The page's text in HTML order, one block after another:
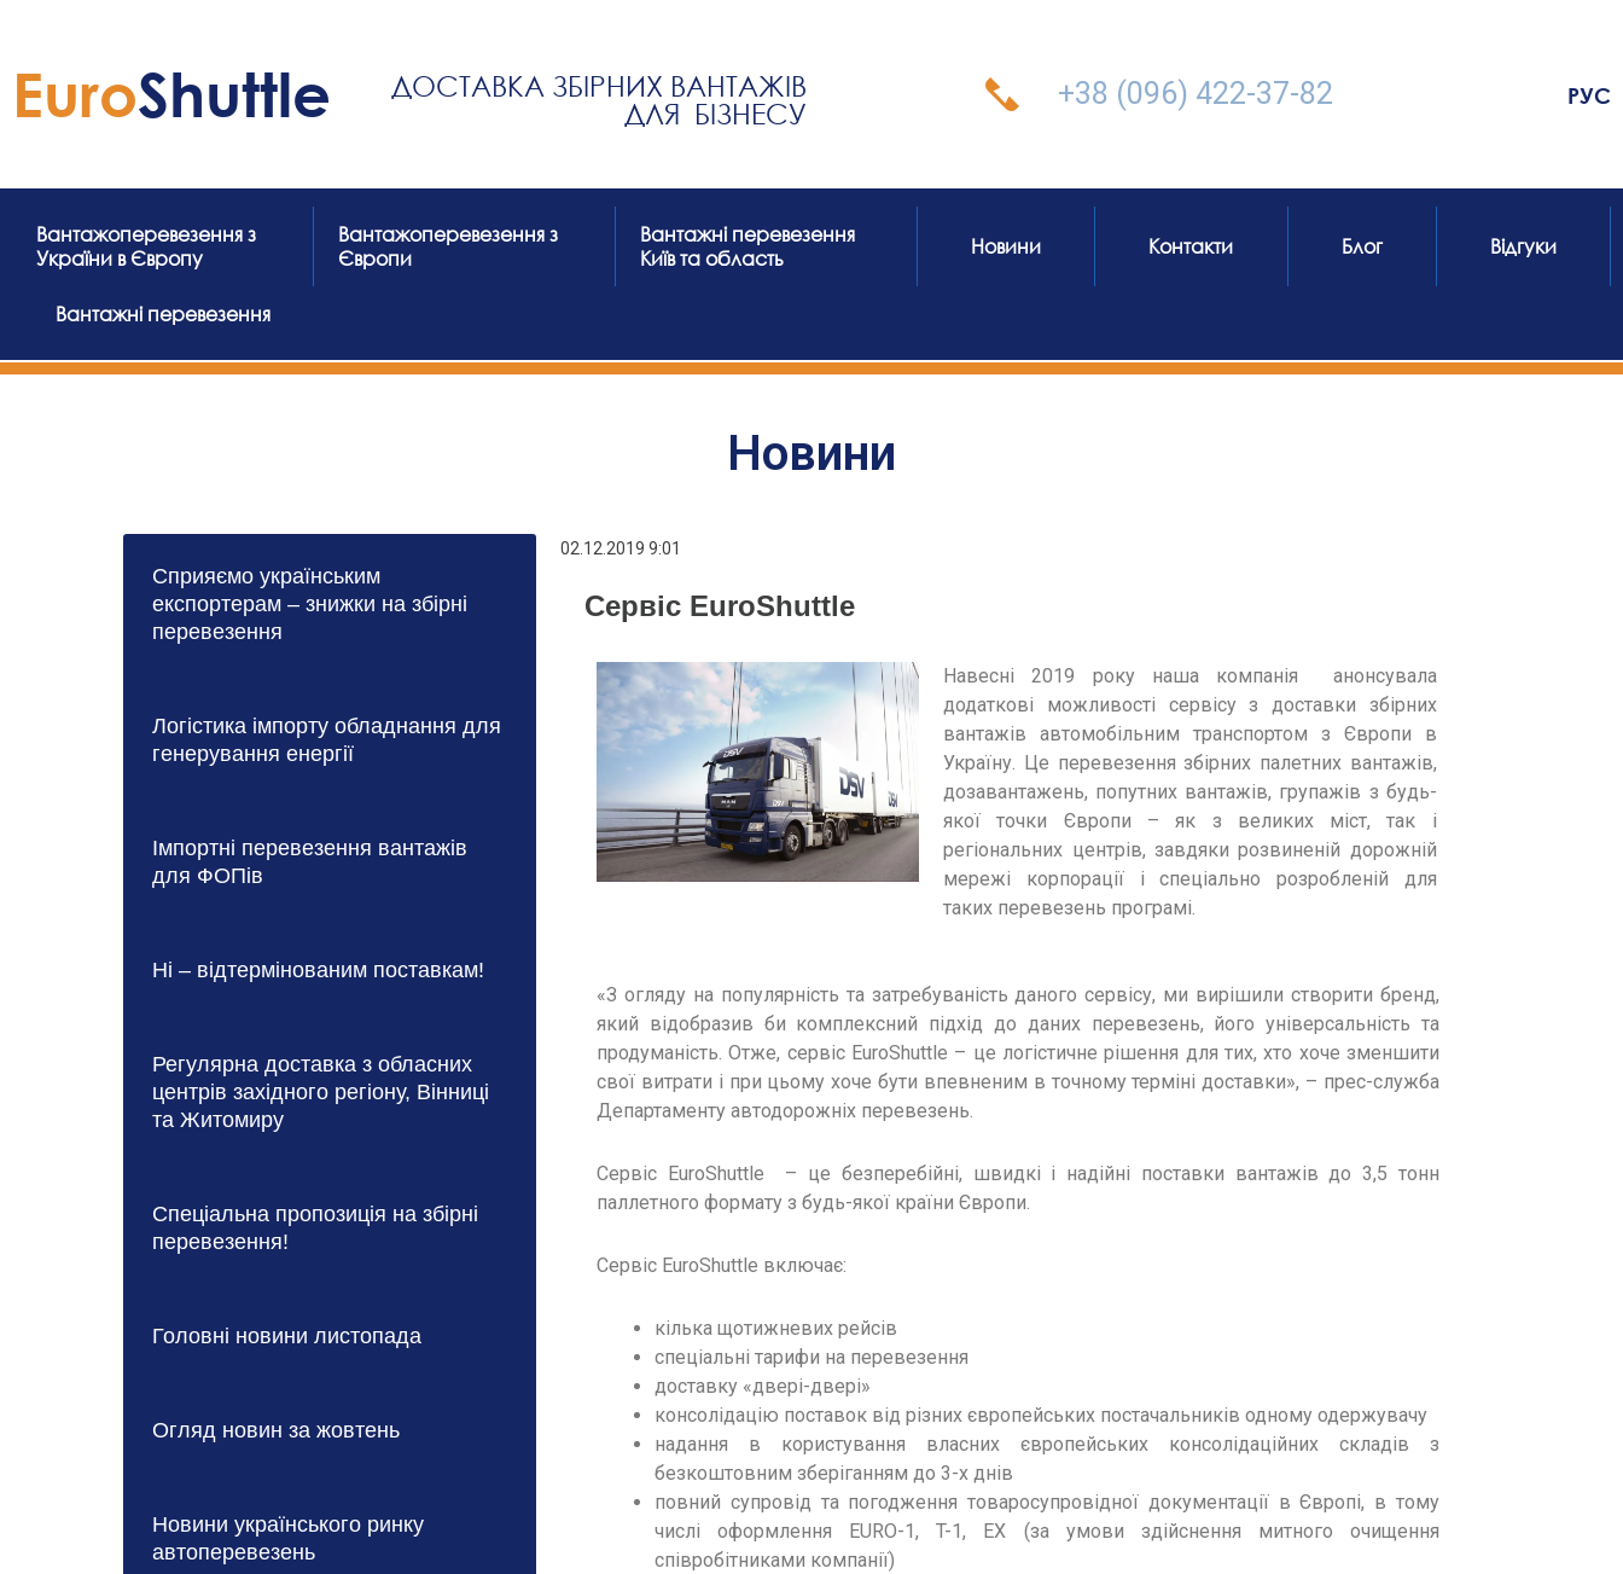
content
EuroShuttle
ДОСТАВКА ЗБІРНИХ ВАНТАЖІВ
ДЛЯ БІЗНЕСУ
+38 (096) 422-37-82 РУС
Вантажоперевезення з
України в Європу
Вантажоперевезення з
Європи
Вантажні перевезення
Київ та область
Новини Контакти Блог Відгуки
Вантажні перевезення
Новини
Сприяємо українським
експортерам – знижки на збірні
перевезення
Логістика імпорту обладнання для
генерування енергії
Імпортні перевезення вантажів
для ФОПів
Ні – відтермінованим поставкам!
Регулярна доставка з обласних
центрів західного регіону, Вінниці
та Житомиру
Спеціальна пропозиція на збірні
перевезення!
Головні новини листопада
Огляд новин за жовтень
Новини українського ринку
автоперевезень
02.12.2019 9:01
Сервіс EuroShuttle
Навесні 2019 року наша компанія анонсувала
додаткові можливості сервісу з доставки збірних
вантажів автомобільним транспортом з Європи в
Україну. Це перевезення збірних палетних вантажів,
дозавантажень, попутних вантажів, групажів з будь-
якої точки Європи – як з великих міст, так і
регіональних центрів, завдяки розвиненій дорожній
мережі корпорації і спеціально розробленій для
таких перевезень програмі.
«З огляду на популярність та затребуваність даного сервісу, ми вирішили створити бренд,
який відобразив би комплексний підхід до даних перевезень, його універсальність та
продуманість. Отже, сервіс EuroShuttle – це логістичне рішення для тих, хто хоче зменшити
свої витрати і при цьому хоче бути впевненим в точному терміні доставки», – прес-служба
Департаменту автодорожніх перевезень.
Сервіс EuroShuttle – це безперебійні, швидкі і надійні поставки вантажів до 3,5 тонн
паллетного формату з будь-якої країни Європи.
Сервіс EuroShuttle включає:
кілька щотижневих рейсів
спеціальні тарифи на перевезення
доставку «двері-двері»
консолідацію поставок від різних європейських постачальників одному одержувачу
надання в користування власних європейських консолідаційних складів з
безкоштовним зберіганням до 3-х днів
повний супровід та погодження товаросупровідної документації в Європі, в тому
числі оформлення EURO-1, T-1, EX (за умови здійснення митного очищення
співробітниками компанії)